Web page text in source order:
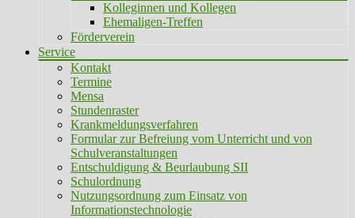
Kolleginnen und Kollegen
Ehemaligen-Treffen
Förderverein
Service
Kontakt
Termine
Mensa
Stundenraster
Krankmeldungsverfahren
Formular zur Befreiung vom Unterricht und von
Schulveranstaltungen
Entschuldigung & Beurlaubung SII
Schulordnung
Nutzungsordnung zum Einsatz von
Informationstechnologie